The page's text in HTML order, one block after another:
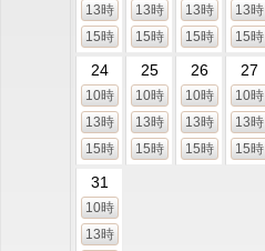
13時
15時
13時
15時
13時
15時
13時
15時
24
10時
13時
15時
25
10時
13時
15時
26
10時
13時
15時
27
10時
13時
15時
31
10時
13時